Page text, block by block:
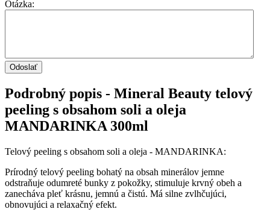
Otázka:
Podrobný popis - Mineral Beauty telový
peeling s obsahom soli a oleja
MANDARINKA 300ml
Telový peeling s obsahom soli a oleja - MANDARINKA:
Prírodný telový peeling bohatý na obsah minerálov jemne
odstraňuje odumreté bunky z pokožky, stimuluje krvný obeh a
zanecháva pleť krásnu, jemnú a čistú. Má silne zvlhčujúci,
obnovujúci a relaxačný efekt.